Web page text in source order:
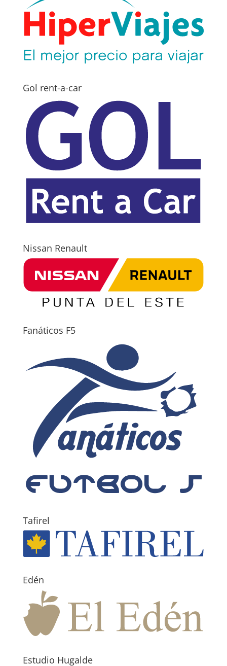
Gol rent-a-car
Nissan Renault
Fanáticos F5
Tafirel
Edén
Estudio Hugalde